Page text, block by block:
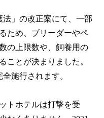
法」の改正案にて、一部
ため、ブリーダーやペ
の上限数や、飼養用の
ことが決まりました。
施行されます。
トホテルは打撃を受